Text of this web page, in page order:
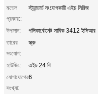
মডেল
প্রকার::
স্ট্যান্ডার্ড সংযোগকারী এইচ সিরিজ
উপাদান:
পলিকার্বোনেট সাবিক 3412 ইসিআর
তারের
সংযোগ:
স্ক্রু
হাউজিং:
এইচ 24 বি
যোগাযোগের
সংখ্যা:
6